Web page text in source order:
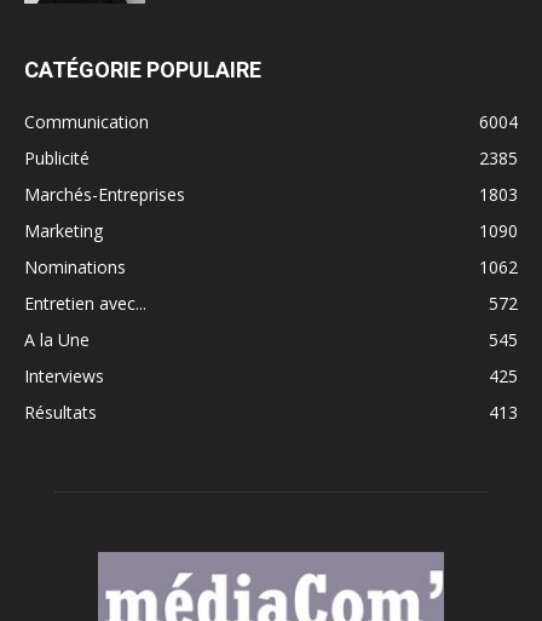
CATÉGORIE POPULAIRE
Communication
6004
Publicité
2385
Marchés-Entreprises
1803
Marketing
1090
Nominations
1062
Entretien avec...
572
A la Une
545
Interviews
425
Résultats
413